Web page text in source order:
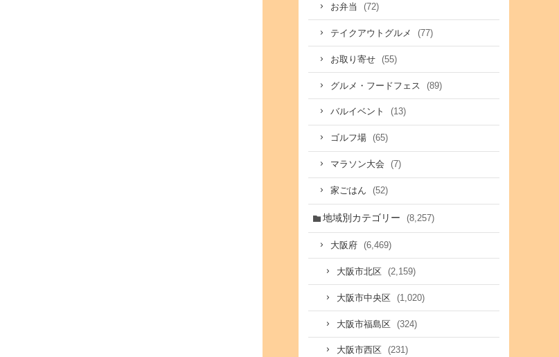
お弁当 (72)
テイクアウトグルメ (77)
お取り寄せ (55)
グルメ・フードフェス (89)
バルイベント (13)
ゴルフ場 (65)
マラソン大会 (7)
家ごはん (52)
地域別カテゴリー (8,257)
大阪府 (6,469)
大阪市北区 (2,159)
大阪市中央区 (1,020)
大阪市福島区 (324)
大阪市西区 (231)